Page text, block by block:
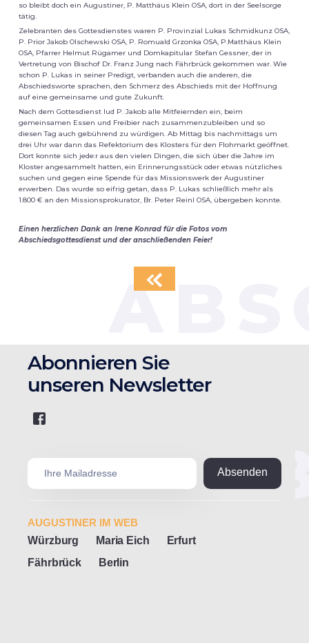
so bleibt doch ein Augustiner, P. Matthäus Klein OSA, dort in der Seelsorge
tätig.
Zelebranten des Gottesdienstes waren P. Provinzial Lukas Schmidkunz OSA,
P. Prior Jakob Olschewski OSA, P. Romuald Grzonka OSA, P.Matthäus Klein
OSA, Pfarrer Helmut Rügamer und Domkapitular Stefan Gessner, der in
Vertretung von Bischof Dr. Franz Jung nach Fährbrück gekommen war. Wie
schon P. Lukas in seiner Predigt, verbanden auch die anderen, die
Abschiedsworte sprachen, den Schmerz des Abschieds mit der Hoffnung
auf eine gemeinsame und gute Zukunft.
Nach dem Gottesdienst lud P. Jakob alle Mitfeiernden ein, beim
gemeinsamen Essen und Freibier nach zusammenzubleiben und so
diesen Tag auch gebührend zu würdigen. Ab Mittag bis nachmittags um
drei Uhr war dann das Refektorium des Klosters für den Flohmarkt geöffnet.
Dort konnte sich jede:r aus den vielen Dingen, die sich über die Jahre im
Kloster angesammelt hatten, ein Erinnerungsstück oder etwas nützliches
suchen und gegen eine Spende für das Missionswerk der Augustiner
erwerben. Das wurde so eifrig getan, dass P. Lukas schließlich mehr als
1.800 € an den Missionsprokurator, Br. Peter Reinl OSA, übergeben konnte.
Einen herzlichen Dank an Irene Konrad für die Fotos vom
Abschiedsgottesdienst und der anschließenden Feier!
Abonnieren Sie
unseren Newsletter
AUGUSTINER IM WEB
Würzburg
Maria Eich
Erfurt
Fährbrück
Berlin